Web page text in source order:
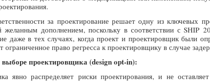
за проектирование решает одну из ключевых
желанным дополнением, поскольку в соответствии с SHIP
даже в тех случаях, когда проект и проектировщик были
ограниченное право регресса к проектировщику в случае
проектировщика (design opt-in):
явно распределяет риски проектирования, и не